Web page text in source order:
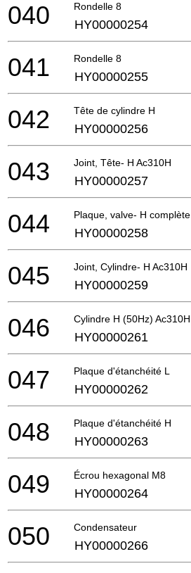
Rondelle 8
040 HY00000254
Rondelle 8
041 HY00000255
Tête de cylindre H
042 HY00000256
Joint, Tête- H Ac310H
043 HY00000257
Plaque, valve- H complète
044 HY00000258
Joint, Cylindre- H Ac310H
045 HY00000259
Cylindre H (50Hz) Ac310H
046 HY00000261
Plaque d'étanchéité L
047 HY00000262
Plaque d'étanchéité H
048 HY00000263
Écrou hexagonal M8
049 HY00000264
Condensateur
050 HY00000266